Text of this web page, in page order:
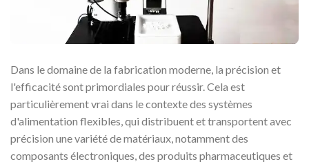
Dans le domaine de la fabrication moderne, la précision et
l'efficacité sont primordiales pour réussir. Cela est
particulièrement vrai dans le contexte des systèmes
d'alimentation flexibles, qui distribuent et transportent avec
précision une variété de matériaux, notamment des
composants électroniques, des produits pharmaceutiques et